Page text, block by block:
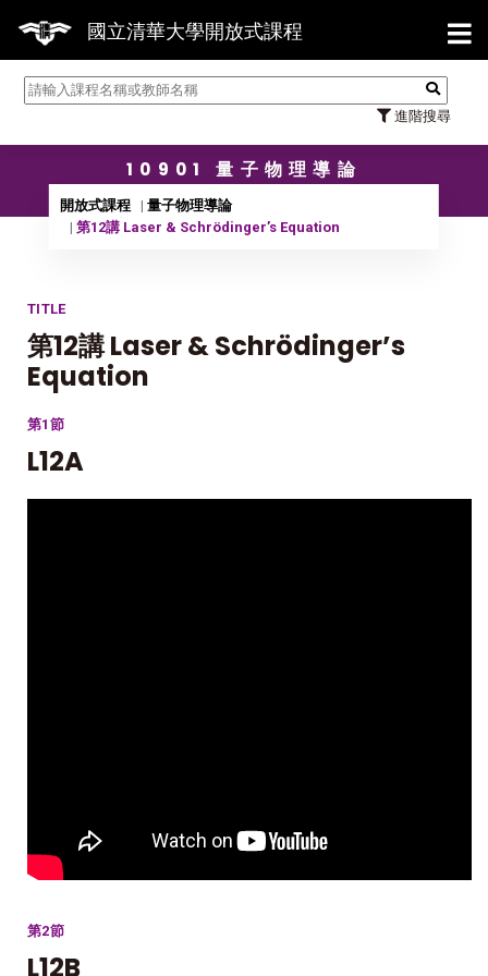
國立清華大學開放式課程
進階搜尋
【7/
10901 量子物理導論
開放式課程
量子物理導論
第12講 Laser & Schrödinger’s Equation
TITLE
第12講 Laser & Schrödinger’s
Equation
第1節
L12A
第2節
L12B